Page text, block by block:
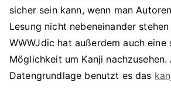
sicher sein kann, wenn man
Lesung nicht nebeneinander
WWWJdic hat außerdem auch eine
Möglichkeit um Kanji nachzusehen.
Datengrundlage benutzt es das